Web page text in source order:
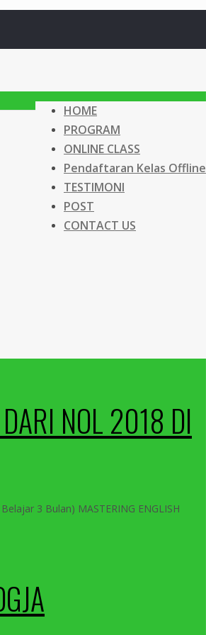
HOME
PROGRAM
ONLINE CLASS
Pendaftaran Kelas Offline
TESTIMONI
POST
CONTACT US
NOL 2018 DI
3 Bulan) MASTERING ENGLISH